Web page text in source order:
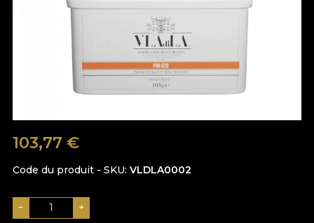
103,77 €
Code du produit - SKU VLDLA0002
− +